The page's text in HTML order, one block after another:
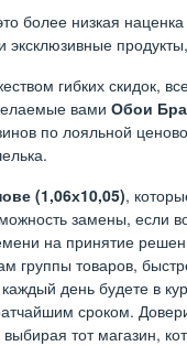
более низкая
гибких скидок,
вами Обои
по лояльной
(1,06х10,05),
замены, если
на принятие
товаров,
день будете в
сроком.
тот магазин,